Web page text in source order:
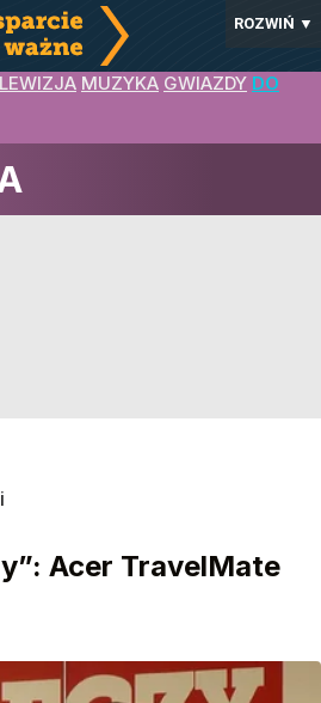
ROZWIŃ ▼
MUZYKA GWIAZDY DO
Acer TravelMate